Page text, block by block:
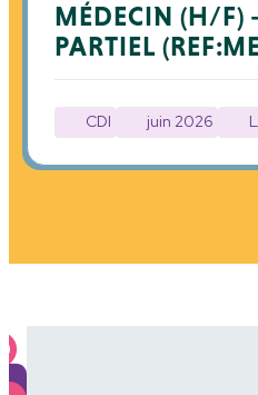
MÉDECIN (H/F)
PARTIEL
CDI juin 2026